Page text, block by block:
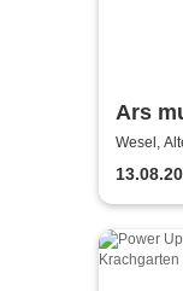
Ars
Wesel,